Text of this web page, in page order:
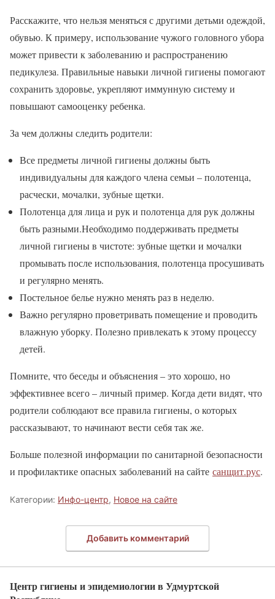
Расскажите, что нельзя меняться с другими детьми одеждой,
обувью. К примеру, использование чужого головного убора
может привести к заболеванию и распространению
педикулеза. Правильные навыки личной гигиены помогают
сохранить здоровье, укрепляют иммунную систему и
повышают самооценку ребенка.
За чем должны следить родители:
Все предметы личной гигиены должны быть
индивидуальны для каждого члена семьи – полотенца,
расчески, мочалки, зубные щетки.
Полотенца для лица и рук и полотенца для рук должны
быть разными.Необходимо поддерживать предметы
личной гигиены в чистоте: зубные щетки и мочалки
промывать после использования, полотенца просушивать
и регулярно менять.
Постельное белье нужно менять раз в неделю.
Важно регулярно проветривать помещение и проводить
влажную уборку. Полезно привлекать к этому процессу
детей.
Помните, что беседы и объяснения – это хорошо, но
эффективнее всего – личный пример. Когда дети видят, что
родители соблюдают все правила гигиены, о которых
рассказывают, то начинают вести себя так же.
Больше полезной информации по санитарной безопасности
и профилактике опасных заболеваний на сайте санщит.рус.
Категории: Инфо-центр, Новое на сайте
Добавить комментарий
Центр гигиены и эпидемиологии в Удмуртской